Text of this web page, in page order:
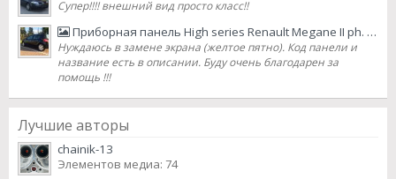
Супер!!!! внешний вид просто класс!!
Приборная панель High series Renault Megane II ph. 2 2007 lifting
Нуждаюсь в замене экрана (желтое пятно). Код панели и
название есть в описании. Буду очень благодарен за
помощь !!!
Лучшие авторы
chainik-13
Элементов медиа: 74